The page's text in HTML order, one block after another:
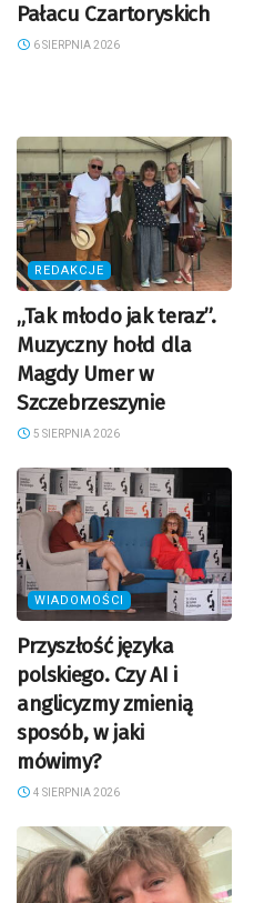
Pałacu Czartoryskich
6 SIERPNIA 2026
REDAKCJE
„Tak młodo jak teraz”.
Muzyczny hołd dla
Magdy Umer w
Szczebrzeszynie
5 SIERPNIA 2026
WIADOMOŚCI
Przyszłość języka
polskiego. Czy AI i
anglicyzmy zmienią
sposób, w jaki
mówimy?
4 SIERPNIA 2026